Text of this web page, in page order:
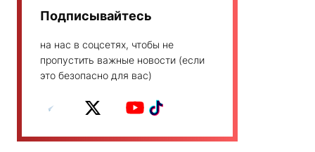
Подписывайтесь
на нас в соцсетях, чтобы не
пропустить важные новости (если
это безопасно для вас)